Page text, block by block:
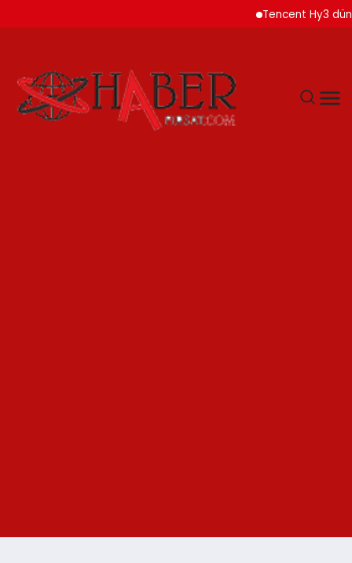
Tencent Hy3 dünya